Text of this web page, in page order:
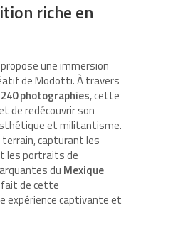
riche en
une immersion
de Modotti. À travers
240 photographies, cette
de redécouvrir son
et militantisme.
capturant les
les portraits de
du Mexique
de cette
expérience captivante et